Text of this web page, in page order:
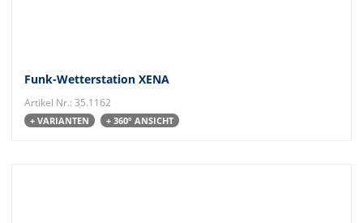
Funk-Wetterstation XENA
Artikel Nr.: 35.1162
+ VARIANTEN + 360° ANSICHT